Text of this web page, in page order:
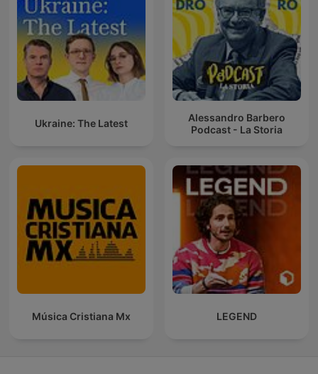
Ukraine: The Latest
Alessandro Barbero
Podcast - La Storia
Música Cristiana Mx LEGEND